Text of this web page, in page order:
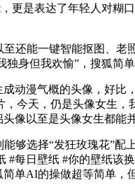
是表达了年轻人对糊
能一键智能抠图、老
身但我欢愉”，搜狐简
漫气概的头像，好比
今天，仍是头像女生
像以至是头像女生都能
选择“发狂玫瑰花”配
每日壁纸 #你的壁纸该
单AI的操做超等简单